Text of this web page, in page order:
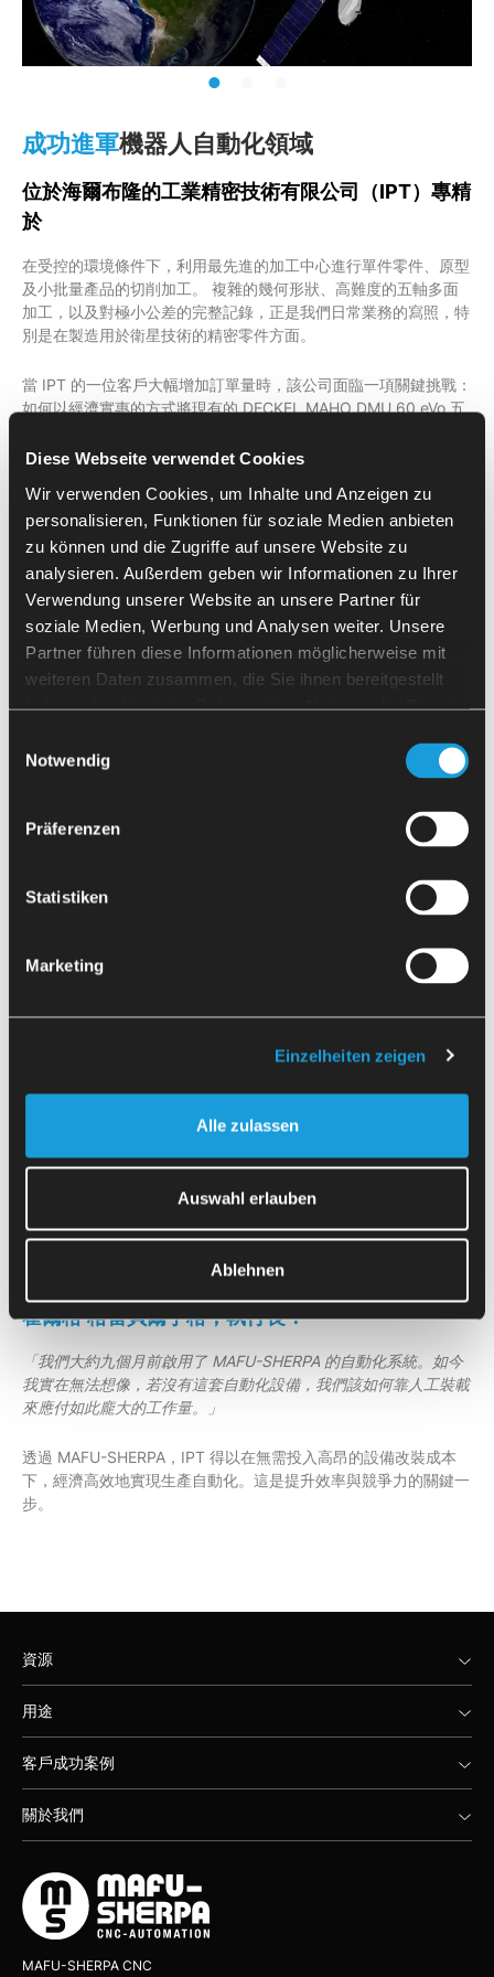
Diese Webseite verwendet Cookies
Wir verwenden Cookies, um Inhalte und Anzeigen zu
personalisieren, Funktionen für soziale Medien anbieten
zu können und die Zugriffe auf unsere Website zu
analysieren. Außerdem geben wir Informationen zu Ihrer
Verwendung unserer Website an unsere Partner für
soziale Medien, Werbung und Analysen weiter. Unsere
Partner führen diese Informationen möglicherweise mit
weiteren Daten zusammen, die Sie ihnen bereitgestellt
haben oder die sie im Rahmen Ihrer Nutzung der Dienste
Notwendig
Präferenzen
Statistiken
Marketing
Einzelheiten zeigen
Alle zulassen
Auswahl erlauben
Ablehnen
成功進軍機器人自動化領域
位於海爾布隆的工業精密技術有限公司（IPT）專精
於
在受控的環境條件下，利用最先進的加工中心進行單件零件、原型
及小批量產品的切削加工。 複雜的幾何形狀、高難度的五軸多面
加工，以及對極小公差的完整記錄，正是我們日常業務的寫照，特
別是在製造用於衛星技術的精密零件方面。
當 IPT 的一位客戶大幅增加訂單量時，該公司面臨一項關鍵挑戰：
如何以經濟實惠的方式將現有的 DECKEL MAHO DMU 60 eVo 五
自動化之前
身為代工製造商，IPT 必須有針對性地規劃投資，並尋求經濟上可
行的解決方案。經向機器製造商詢價後得知，實現自動化所需的改
裝項目——包括第 4 和第 5 軸的旋轉接頭、 軸上的旋轉接頭、液
壓夾緊系統、自動化機台防護門驅動裝置以及 Profibus 自動化介
面——將涉及高達五位數的費用。 對於已使用十年的機台而言，
這並非明智的選擇。因此，IPT 尋求符合需求的替代方案，並在
MAFU-MAFU-SHERPA CNC Automation 找到了解決方案。
與其進行耗資巨大的機器改造，IPT 選擇了精準匹配的自動化解決
對於未配備旋轉接頭的加工機，MAFU-SHERPA 會安裝
效地實現機械夾頭的自動化。如此一來，便無需加裝液
MAFU-SHERPA 提供了一套客製化的 I/O 介面，其後裝
藉此，得以以具成本效益且靈活的方式實現自動化連
MAFU-SHERPA 為該機台現有的圓形門配備了符合人身
安全標準的門驅動系統，該系統能無縫整合至生產流程
中。
透過 MAFU-SHERPA 的 SpaceBox，可在一個歐規托
盤的面積上放置超過 500 個零件。因此，該系統可自主
運行超過 8 小時，無需人工干預。
霍爾格·格雷貝爾丁格，執行長：
「我們大約九個月前啟用了 MAFU-SHERPA 的自動化系統。如今
我實在無法想像，若沒有這套自動化設備，我們該如何靠人工裝載
來應付如此龐大的工作量。」
透過 MAFU-SHERPA，IPT 得以在無需投入高昂的設備改裝成本
下，經濟高效地實現生產自動化。這是提升效率與競爭力的關鍵一
步。
資源
用途
客戶成功案例
關於我們
MAFU-SHERPA CNC